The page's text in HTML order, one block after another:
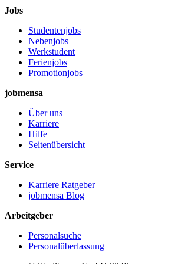
Jobs
Studentenjobs
Nebenjobs
Werkstudent
Ferienjobs
Promotionjobs
jobmensa
Über uns
Karriere
Hilfe
Seitenübersicht
Service
Karriere Ratgeber
jobmensa Blog
Arbeitgeber
Personalsuche
Personalüberlassung